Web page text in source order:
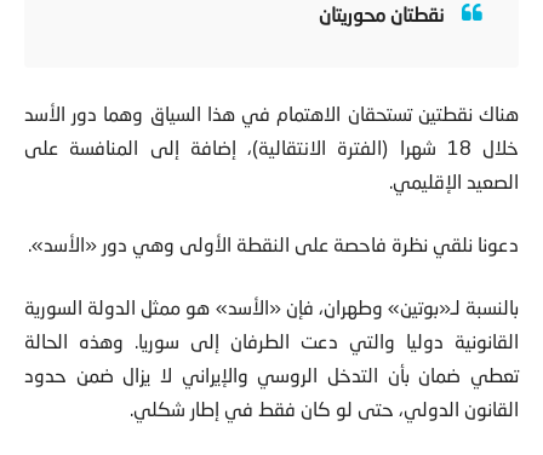
خلال 18 شهرا (الفترة الانتقالية)، إضافة إلى المنافسة على
الصعيد الإقليمي.
القانونية دوليا والتي دعت الطرفان إلى سوريا. وهذه الحالة
تعطي ضمان بأن التدخل الروسي والإيراني لا يزال ضمن حدود
القانون الدولي، حتى لو كان فقط في إطار شكلي.